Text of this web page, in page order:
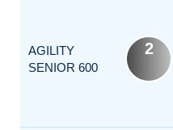
AGILITY
SENIOR 600
2